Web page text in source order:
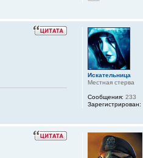
Искательница
Местная стерва
Сообщения: 233
Зарегистрирован: